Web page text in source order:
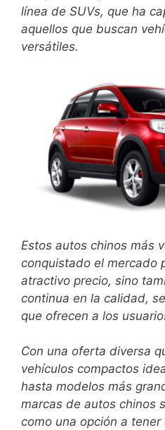
línea de SUVs, que ha
aquellos que buscan
versátiles.
Estos autos chinos más
conquistado el mercado
atractivo precio, sino
continua en la calidad,
que ofrecen a los
Con una oferta diversa
vehículos compactos
hasta modelos más
marcas de autos chinos
como una opción a